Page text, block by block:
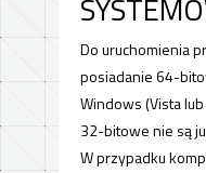
Do uruchomienia
posiadanie 64-
Windows (Vista
32-bitowe nie są
W przypadku